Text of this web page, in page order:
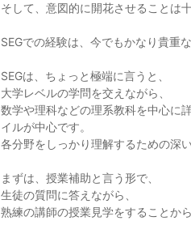
そして、意図的に開花させることは
SEGでの経験は、今でもかなり貴重
SEGは、ちょっと極端に言うと、
大学レベルの学問を交えながら、
数学や理科などの理系教科を中心に
イルが中心です。
各分野をしっかり理解するための深
まずは、授業補助と言う形で、
生徒の質問に答えながら、
熟練の講師の授業見学をすることか